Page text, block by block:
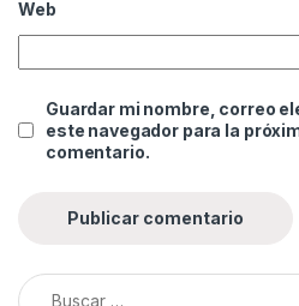
Web
Guardar mi nombre, correo
este navegador para la
comentario.
Buscar: